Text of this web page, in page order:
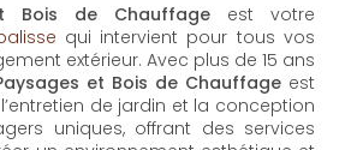
Bois de Chauffage est votre
qui intervient pour tous vos
extérieur. Avec plus de 15 ans
et Bois de Chauffage est
de jardin et la conception
uniques, offrant des services